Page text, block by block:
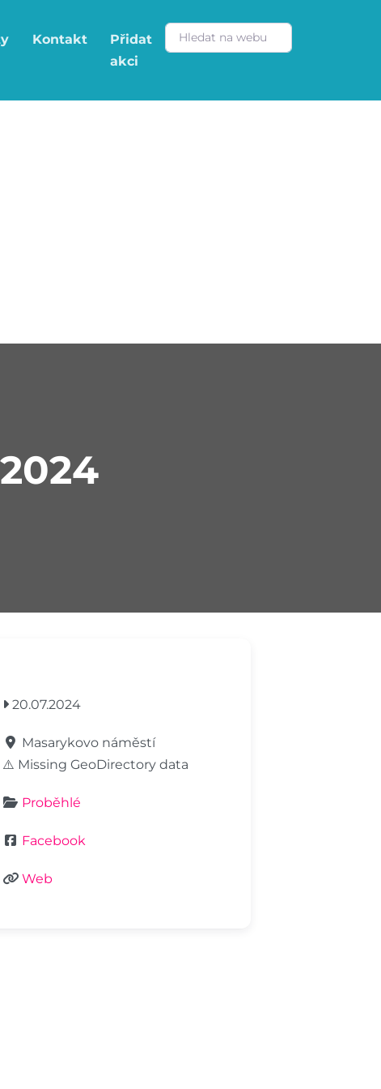
Kontakt
Přidat
akci
20.07.2024
Masarykovo náměstí
⚠️ Missing GeoDirectory data
Proběhlé
Facebook
Web